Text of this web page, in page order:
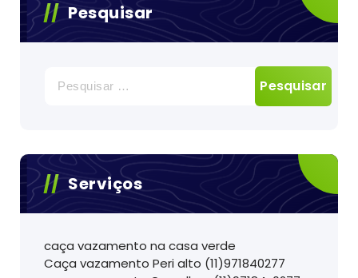
Pesquisar
por:
Serviços
caça vazamento na casa verde
Caça vazamento Peri alto (11)971840277